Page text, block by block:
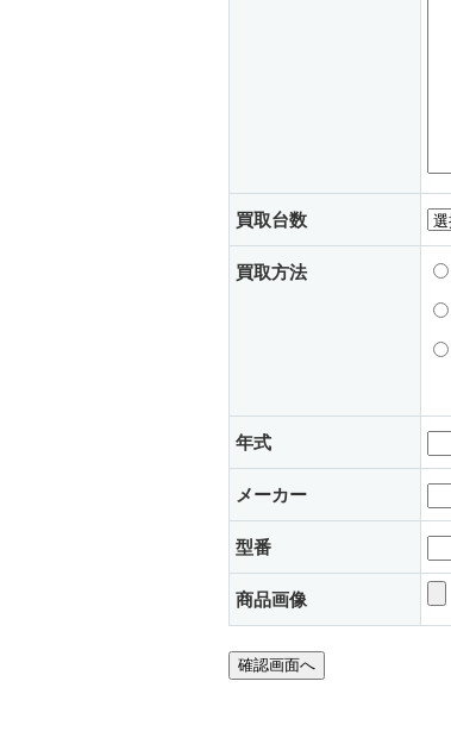
買取台数
買取方法
年式
メーカー
型番
商品画像